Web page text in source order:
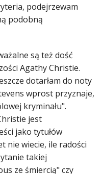
podejrzewam
podobną
są też dość
Agathy Christie.
dotarłam do noty
wprost przyznaje,
kryminału".
jest
jako tytułów
nie wiecie, ile radości
takiej
ze śmiercią" czy